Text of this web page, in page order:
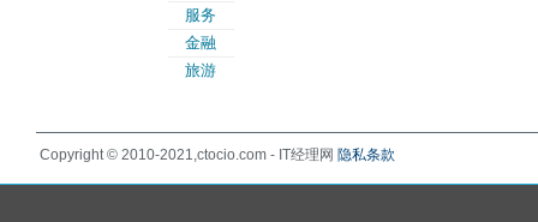
服务
金融
旅游
Copyright © 2010-2021,ctocio.com - IT经理网 隐私条款